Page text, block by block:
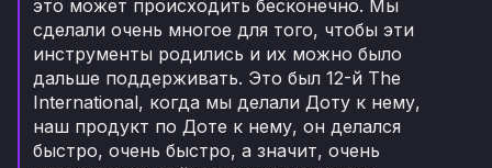
это может происходить бесконечно. Мы
сделали очень многое для того, чтобы эти
инструменты родились и их можно было
дальше поддерживать. Это был 12-й The
International, когда мы делали Доту к нему,
наш продукт по Доте к нему, он делался
быстро, очень быстро, а значит, очень